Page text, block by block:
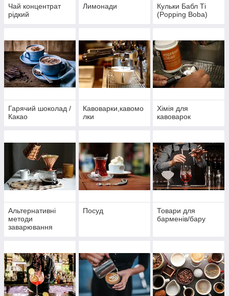
Чай концентрат
рідкий
Лимонади
Кульки Бабл Ті
(Popping Boba)
Гарячий шоколад /
Какао
Кавоварки,кавомо
лки
Хімія для
кавоварок
Альтернативні
методи
заварювання
Посуд
Товари для
барменів/бару